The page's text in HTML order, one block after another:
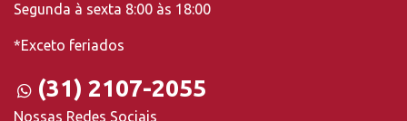
Segunda à sexta 8:00 às 18:00
*Exceto feriados
(31) 2107-2055
Nossas Redes Sociais